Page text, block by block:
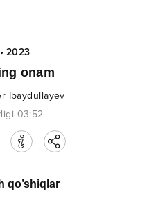
2023
onam
Ibaydullayev
03:52
qo’shiqlar